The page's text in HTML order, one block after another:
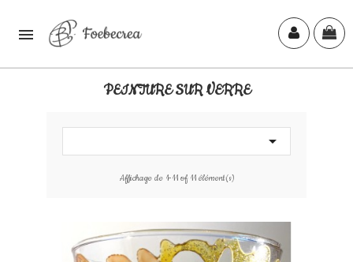

PEINTURE SUR VERRE

Affichage de 1-11 of 11 élément(s)